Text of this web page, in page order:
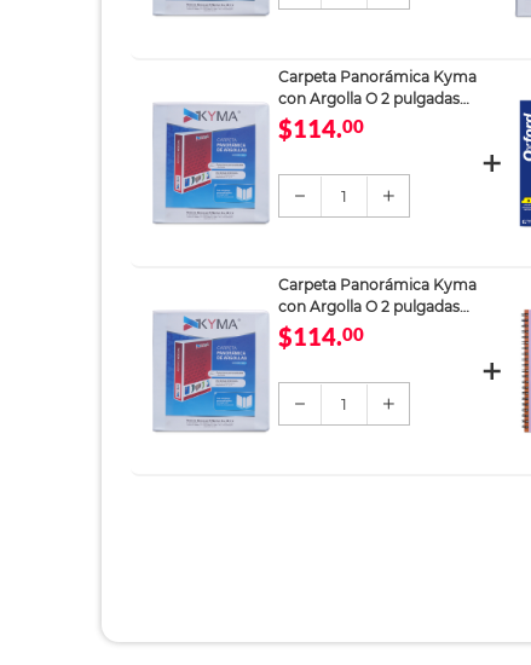
Carpeta Panorámica Kyma
con Argolla O 2 pulgadas
Blanco Mate
$114.00
1
Carpeta Panorámica Kyma
con Argolla O 2 pulgadas
Blanco Mate
$114.00
1